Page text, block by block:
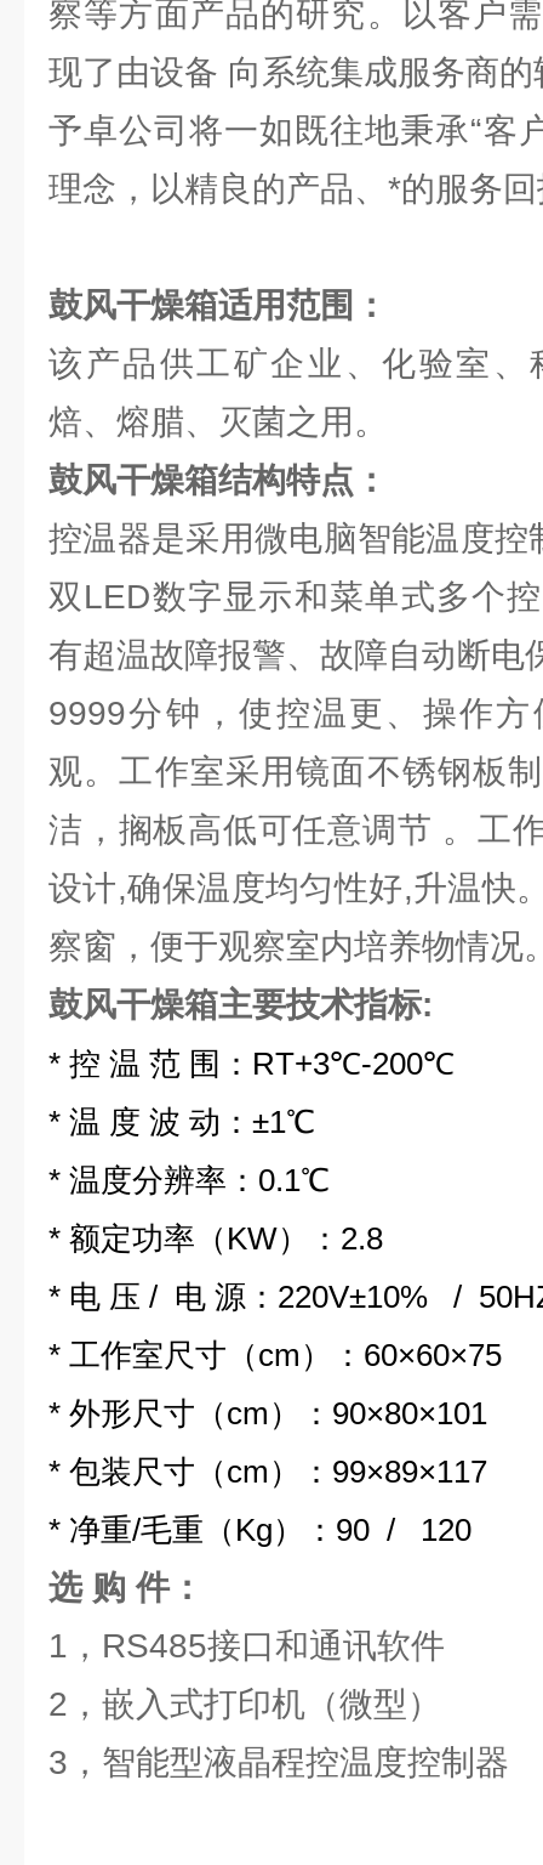
察等方面产品的研究。以客户
现了由设备 向系统集成服务商的
予卓公司将一如既往地秉承“客
理念，以精良的产品、*的服务
鼓风干燥箱适用范围：
该产品供工矿企业、化验室、
焙、熔腊、灭菌之用。
鼓风干燥箱结构特点：
控温器是采用微电脑智能温度
双LED数字显示和菜单式多个
有超温故障报警、故障自动断电
9999分钟，使控温更、操作
观。工作室采用镜面不锈钢板
洁，搁板高低可任意调节 。工
设计,确保温度均匀性好,升温快
察窗，便于观察室内培养物情况
鼓风干燥箱主要技术指标:
* 控 温 范 围：RT+3℃-200℃
* 温 度 波 动：±1℃
* 温度分辨率：0.1℃
* 额定功率（KW）：2.8
* 电 压 / 电 源：220V±10% /
* 工作室尺寸（cm）：60×60×75
* 外形尺寸（cm）：90×80×101
* 包装尺寸（cm）：99×89×117
* 净重/毛重（Kg）：90 / 120
选 购 件：
1，RS485接口和通讯软件
2，嵌入式打印机（微型）
3，智能型液晶程控温度控制器